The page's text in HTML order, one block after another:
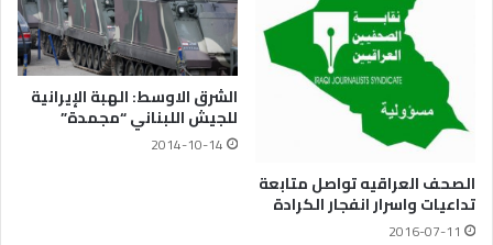
الصحف العراقيه تواصل متابعة
تداعيات واسرار انفجار الكرادة
2016-07-11
الشرق الاوسط: الهبة الإيرانية
للجيش اللبناني “مجمدة”
2014-10-14